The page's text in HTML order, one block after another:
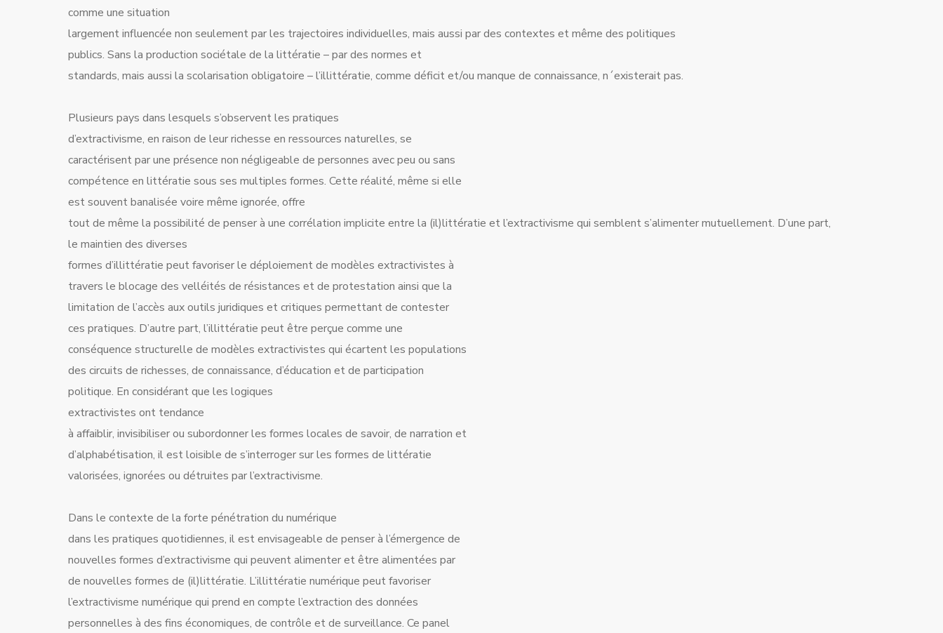
comme une situation
largement influencée non seulement par les trajectoires individuelles, mais aussi par des contextes et même des politiques
publics. Sans la production sociétale de la littératie – par des normes et
standards, mais aussi la scolarisation obligatoire – l’illittératie, comme déficit et/ou manque de connaissance, n´existerait pas.
Plusieurs pays dans lesquels s’observent les pratiques
d’extractivisme, en raison de leur richesse en ressources naturelles, se
caractérisent par une présence non négligeable de personnes avec peu ou sans
compétence en littératie sous ses multiples formes. Cette réalité, même si elle
est souvent banalisée voire même ignorée, offre
tout de même la possibilité de penser à une corrélation implicite entre la (il)littératie et l’extractivisme qui semblent s’alimenter mutuellement. D’une part,
le maintien des diverses
formes d’illittératie peut favoriser le déploiement de modèles extractivistes à
travers le blocage des velléités de résistances et de protestation ainsi que la
limitation de l’accès aux outils juridiques et critiques permettant de contester
ces pratiques. D’autre part, l’illittératie peut être perçue comme une
conséquence structurelle de modèles extractivistes qui écartent les populations
des circuits de richesses, de connaissance, d’éducation et de participation
politique. En considérant que les logiques
extractivistes ont tendance
à affaiblir, invisibiliser ou subordonner les formes locales de savoir, de narration et
d’alphabétisation, il est loisible de s’interroger sur les formes de littératie
valorisées, ignorées ou détruites par l’extractivisme.
Dans le contexte de la forte pénétration du numérique
dans les pratiques quotidiennes, il est envisageable de penser à l’émergence de
nouvelles formes d’extractivisme qui peuvent alimenter et être alimentées par
de nouvelles formes de (il)littératie. L’illittératie numérique peut favoriser
l’extractivisme numérique qui prend en compte l’extraction des données
personnelles à des fins économiques, de contrôle et de surveillance. Ce panel